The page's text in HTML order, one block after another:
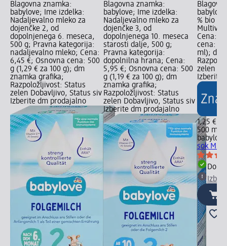
Blagovna znamka:
babylove; Ime izdelka:
Nadaljevalno mleko za
dojenčke 2, od
dopolnjenega 6. meseca,
500 g; Pravna kategorija:
nadaljevalno mleko; Cena:
6,45 €; Osnovna cena: 500
g (1,29 € za 100 g); dm
znamka grafika;
Razpoložljivost: Status
zelen Dobavljivo, Status siv
Izberite dm prodajalno
Blagovna znamka:
babylove; Ime izdelka:
Nadaljevalno mleko za
dojenčke 3, od
dopolnjenega 10. meseca
starosti dalje, 500 g;
Pravna kategorija:
dopolnilna hrana; Cena:
5,95 €; Osnovna cena: 500
g (1,19 € za 100 g); dm
znamka grafika;
Razpoložljivost: Status
zelen Dobavljivo, Status siv
Izberite dm prodajalno
% bio
Cena:
cena:
ml); dm
zelen
Izberite
1,25 €
500 ml
babylove
sok